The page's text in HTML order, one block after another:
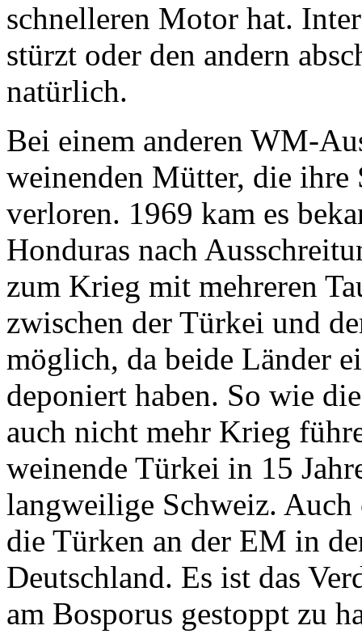
schnelleren Motor hat.
stürzt oder den andern
natürlich.
Bei einem anderen WM-
weinenden Mütter, die ihre
verloren. 1969 kam es
Honduras nach
zum Krieg mit mehreren
zwischen der Türkei und
möglich, da beide Länder
deponiert haben. So wie
auch nicht mehr Krieg
weinende Türkei in 15
langweilige Schweiz.
die Türken an der EM in
Deutschland. Es ist das
am Bosporus gestoppt zu